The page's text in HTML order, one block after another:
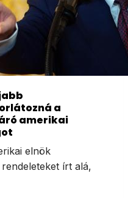
a
amerikai
elnök
írt alá,